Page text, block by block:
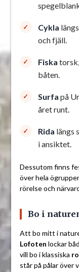
Cykla
och fjäll.
Fiska
båten.
Surfa på
året runt.
Rida längs
i ansiktet.
Dessutom finns
över hela
rörelse och
Bo i
Att bo mitt i
Lofoten lockar
vill bo i klassiska
står på pålar över